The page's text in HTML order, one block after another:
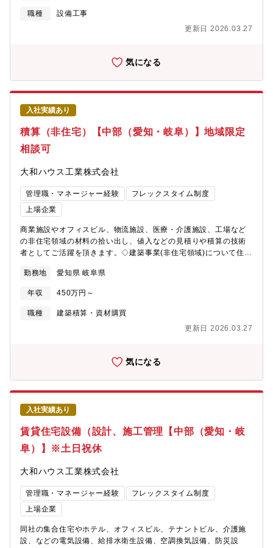
≫https://www.daiwahouse.co.jp/officeHP/chubu/index.asp【技
https://www.daiwahouse.co.jp/recruit/student/index.html
職種
設備工事
更新日 2026.03.27
気になる
入社実績あり
積算（非住宅）【中部（愛知・岐阜）】地域限定
相談可
大和ハウス工業株式会社
管理職・マネージャー経験
フレックスタイム制度
上場企業
商業施設やオフィスビル、物流施設、医療・介護施設、工場など
の非住宅領域の材料の拾い出し、値入などの見積りや積算の技術
者としてご活躍を頂きます。◇建築事業(非住宅領域)について住宅
り上げの6割を超え今や住宅領域と互角に並ぶまでの事業成長を見
せています。《おすすめポイント》★複合商業施設や医療施設、
物流施設などの大規模物件など幅広い建築物に携われます。～大
和ハウスグループの事業領域～
勤務地 愛知県 岐阜県
年収 450万円～
職種
建築積算・資材購買
更新日 2026.03.27
気になる
入社実績あり
賃貸住宅設備（設計、施工管理【中部（愛知・岐
阜）】※土日祝休
大和ハウス工業株式会社
管理職・マネージャー経験
フレックスタイム制度
上場企業
同社の集合住宅やホテル、オフィスビル、テナントビル、介護施
設、などの電気設備、給排水衛生設備、空調換気設備、防災設